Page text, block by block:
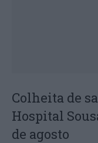
Colheita de
Hospital
de agosto